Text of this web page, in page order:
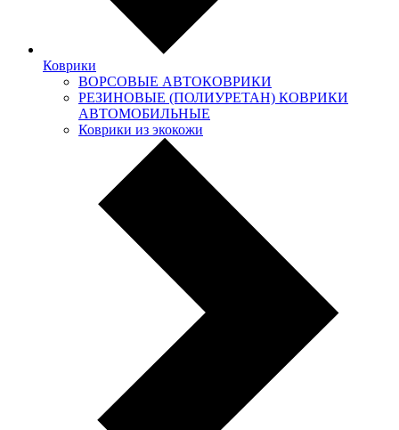
Коврики
ВОРСОВЫЕ АВТОКОВРИКИ
РЕЗИНОВЫЕ (ПОЛИУРЕТАН) КОВРИКИ
АВТОМОБИЛЬНЫЕ
Коврики из экокожи